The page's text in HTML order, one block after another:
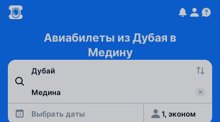
Авиабилеты из Дубая в
Медину
Выбрать даты 1, эконом